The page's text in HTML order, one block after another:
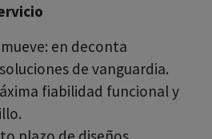
en deconta
de vanguardia.
fiabilidad funcional y